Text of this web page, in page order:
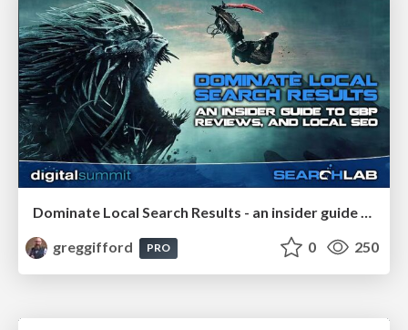
Dominate Local Search Results - an insider guide to GBP, reviews, and Local SEO
greggifford
PRO 0 250